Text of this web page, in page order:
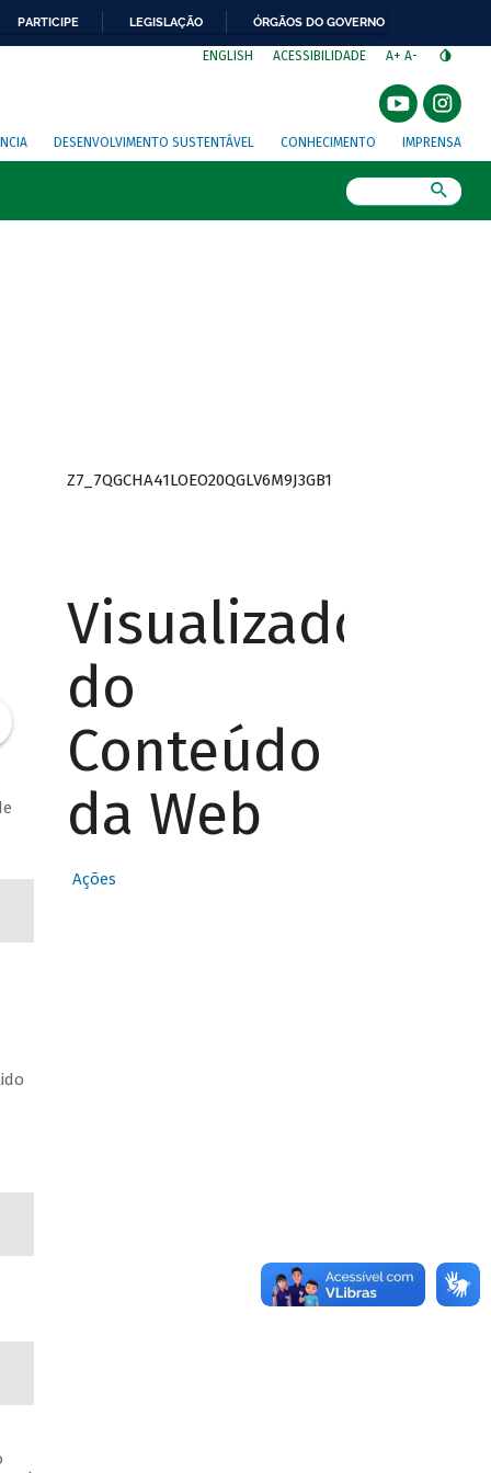
PARTICIPE LEGISLAÇÃO ÓRGÃOS DO GOVERNO
ENGLISH ACESSIBILIDADE A+ A-
DESENVOLVIMENTO SUSTENTÁVEL CONHECIMENTO IMPRENSA
Z7_7QGCHA41LOEO20QGLV6M9J3GB1
Visualizador
do
Conteúdo
da Web
Ações